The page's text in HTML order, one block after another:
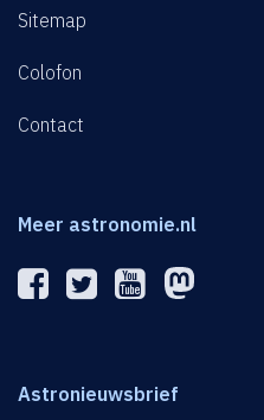
Sitemap
Colofon
Contact
Meer astronomie.nl
Astronieuwsbrief